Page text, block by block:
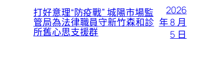
打好意理“防疫戰” 城陽市場監
管局為法律職員守新竹森和診
所舊心思支援群
2026
年 8 月
5 日